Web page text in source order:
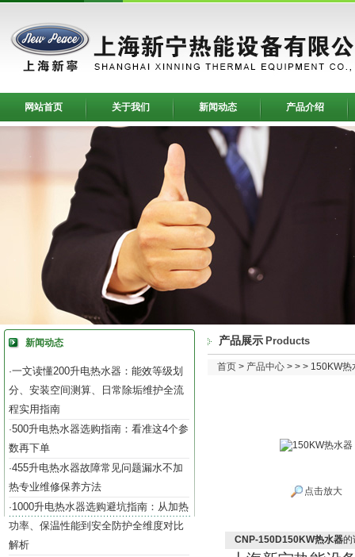
网站首页 关于我们 新闻动态 产品介绍
新闻动态
·一文读懂200升电热水器：能效等级划
分、安装空间测算、日常除垢维护全流
程实用指南
·500升电热水器选购指南：看准这4个参
数再下单
·455升电热水器故障常见问题漏水不加
热专业维修保养方法
·1000升电热水器选购避坑指南：从加热
功率、保温性能到安全防护全维度对比
解析
产品展示 Products
首页 > 产品中心 > > > 150KW热
点击放大
CNP-150D150KW热水器的